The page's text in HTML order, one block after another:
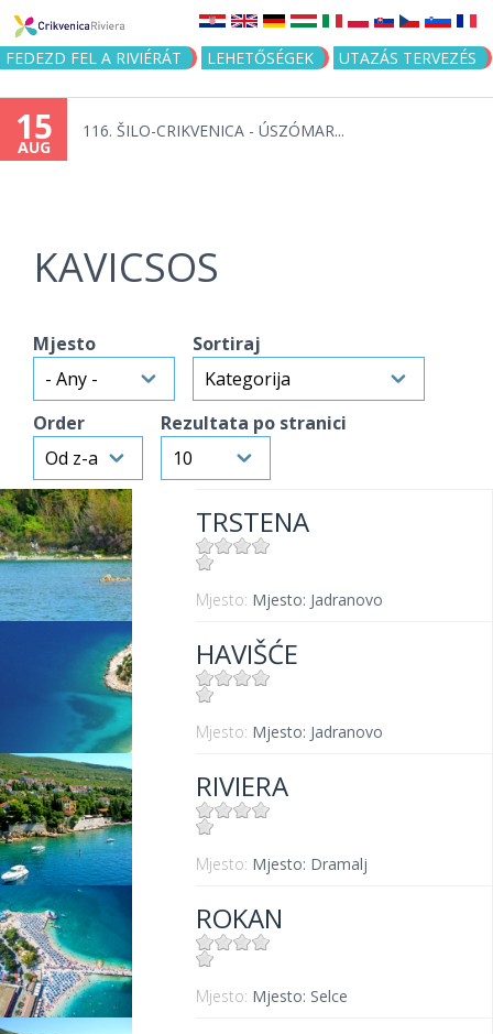
Jump to navigation
FEDEZD FEL A RIVIÉRÁT LEHETŐSÉGEK UTAZÁS TERVEZÉS
15
AUG
116. ŠILO-CRIKVENICA - ÚSZÓMAR...
KAVICSOS
Mjesto Sortiraj
Order Rezultata po stranici
TRSTENA
Mjesto: Mjesto: Jadranovo
HAVIŠĆE
Mjesto: Mjesto: Jadranovo
RIVIERA
Mjesto: Mjesto: Dramalj
ROKAN
Mjesto: Mjesto: Selce